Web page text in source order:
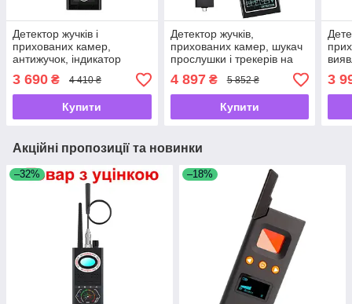
Детектор жучків і
прихованих камер,
антижучок, індикатор
прослушки EVKVO K-88 з
функцією пошуку магнітів -
UKMarket-
3 690 ₴ 4 410 ₴
Купити
Детектор жучків,
прихованих камер, шукач
прослушки і трекерів на
магніті Protect G320i -
UKMarket-
4 897₴ 5 852 ₴
Купити
ГГц
3
Акційні пропозиції та новинки
–32% –18%